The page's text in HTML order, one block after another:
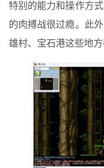
特别的能力和操作方
的肉搏战很过瘾。此
雄村、宝石港这些地